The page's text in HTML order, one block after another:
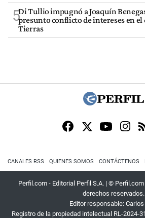
5Di Tullio impugnó a Joaquín
presunto conflicto de intereses en el
Tierras
CANALES RSS QUIENES SOMOS CONTÁCTENOS
Perfil.com - Editorial Perfil S.A. | © Perfil.com
derechos reservados.
Editor responsable: Carlos
Registro de la propiedad intelectual RL-2024-